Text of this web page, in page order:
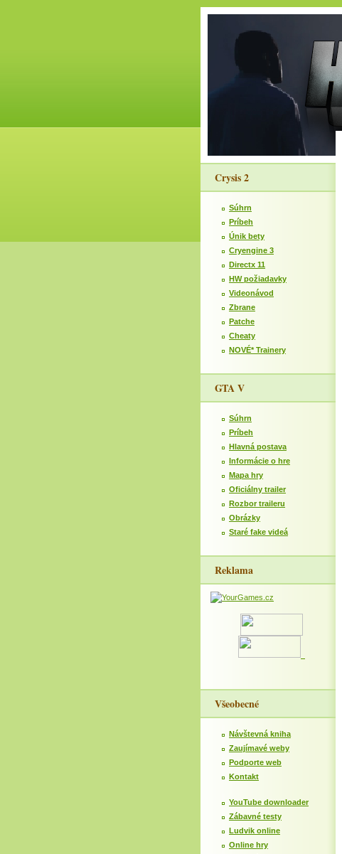
Crysis 2
Súhrn
Príbeh
Únik bety
Cryengine 3
Directx 11
HW požiadavky
Videonávod
Zbrane
Patche
Cheaty
NOVÉ* Trainery
GTA V
Súhrn
Príbeh
Hlavná postava
Informácie o hre
Mapa hry
Oficiálny trailer
Rozbor traileru
Obrázky
Staré fake videá
Reklama
Všeobecné
Návštevná kniha
Zaujímavé weby
Podporte web
Kontakt
YouTube downloader
Zábavné testy
Ludvik online
Online hry